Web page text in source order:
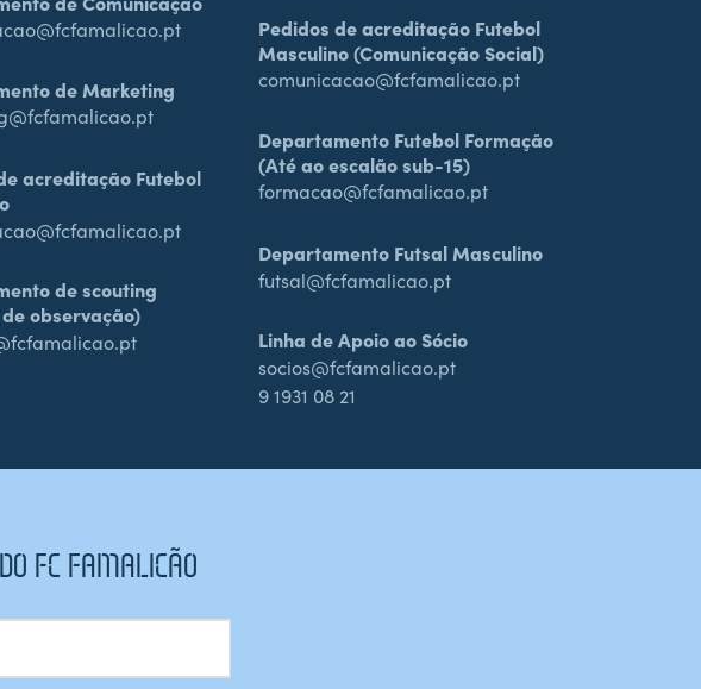
de Marketing
acreditação Futebol
de scouting
observação)
Pedidos de acreditação Futebol
Masculino (Comunicação Social)
comunicacao@fcfamalicao.pt
Departamento Futebol Formação
(Até ao escalão sub-15)
formacao@fcfamalicao.pt
Departamento Futsal Masculino
futsal@fcfamalicao.pt
Linha de Apoio ao Sócio
socios@fcfamalicao.pt
9 1931 08 21
FC FAMALICÃO